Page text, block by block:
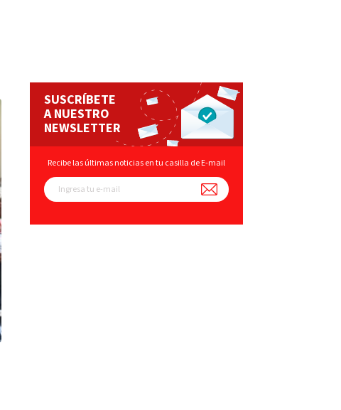
SUSCRÍBETE
A NUESTRO
NEWSLETTER
Recibe las últimas noticias en tu casilla de E-mail